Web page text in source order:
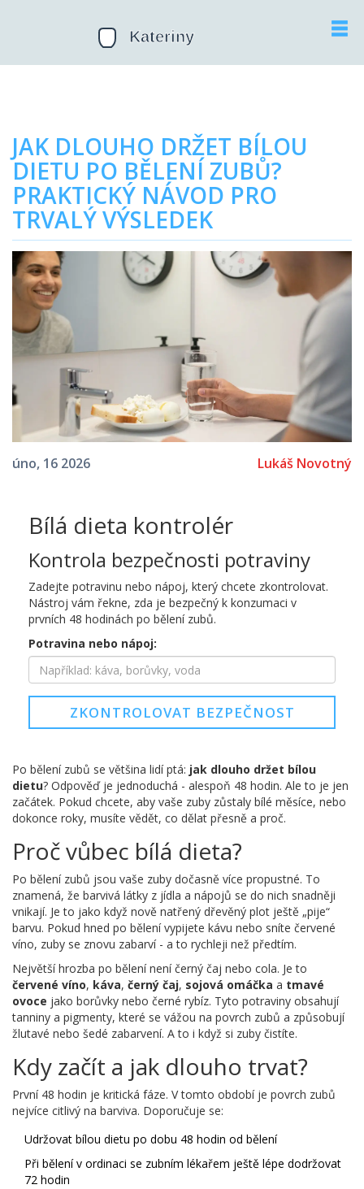
JAK DLOUHO DRŽET BÍLOU
DIETU PO BĚLENÍ ZUBŮ?
PRAKTICKÝ NÁVOD PRO
TRVALÝ VÝSLEDEK
úno, 16 2026 Lukáš Novotný
Bílá dieta kontrolér
Kontrola bezpečnosti potraviny
Zadejte potravinu nebo nápoj, který chcete zkontrolovat.
Nástroj vám řekne, zda je bezpečný k konzumaci v
prvních 48 hodinách po bělení zubů.
Potravina nebo nápoj:
ZKONTROLOVAT BEZPEČNOST
Po bělení zubů se většina lidí ptá: jak dlouho držet bílou
dietu? Odpověď je jednoduchá - alespoň 48 hodin. Ale to je jen
začátek. Pokud chcete, aby vaše zuby zůstaly bílé měsíce, nebo
dokonce roky, musíte vědět, co dělat přesně a proč.
Proč vůbec bílá dieta?
Po bělení zubů jsou vaše zuby dočasně více propustné. To
znamená, že barvivá látky z jídla a nápojů se do nich snadněji
vnikají. Je to jako když nově natřený dřevěný plot ještě „pije“
barvu. Pokud hned po bělení vypijete kávu nebo sníte červené
víno, zuby se znovu zabarví - a to rychleji než předtím.
Největší hrozba po bělení není černý čaj nebo cola. Je to
červené víno, káva, černý čaj, sojová omáčka a tmavé
ovoce jako borůvky nebo černé rybíz. Tyto potraviny obsahují
tanniny a pigmenty, které se vážou na povrch zubů a způsobují
žlutavé nebo šedé zabarvení. A to i když si zuby čistíte.
Kdy začít a jak dlouho trvat?
První 48 hodin je kritická fáze. V tomto období je povrch zubů
nejvíce citlivý na barviva. Doporučuje se:
Udržovat bílou dietu po dobu 48 hodin od bělení
Při bělení v ordinaci se zubním lékařem ještě lépe dodržovat
72 hodin